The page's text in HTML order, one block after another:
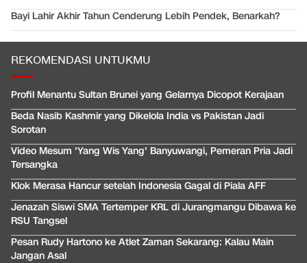
Bayi Lahir Akhir Tahun Cenderung Lebih Pendek, Benarkah?
REKOMENDASI UNTUKMU
Profil Menantu Sultan Brunei yang Gelarnya Dicopot Kerajaan
Beda Nasib Kashmir yang Dikelola India vs Pakistan Jadi
Sorotan
Video Mesum 'Yang Wis Yang' Banyuwangi, Pemeran Pria Jadi
Tersangka
Klok Merasa Hancur setelah Indonesia Gagal di Piala AFF
Jenazah Siswi SMA Tertemper KRL di Jurangmangu Dibawa ke
RSU Tangsel
Pesan Rudy Hartono ke Atlet Zaman Sekarang: Kalau Main
Jangan Asal